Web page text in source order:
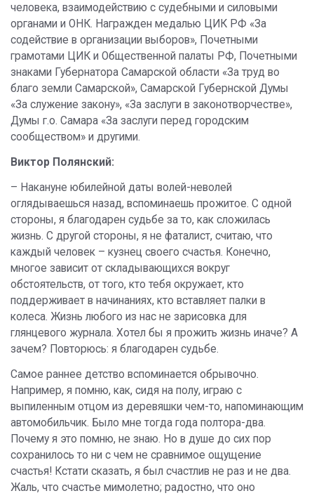
человека, взаимодействию с судебными и силовыми
органами и ОНК. Награжден медалью ЦИК РФ «За
содействие в организации выборов», Почетными
грамотами ЦИК и Общественной палаты РФ, Почетными
знаками Губернатора Самарской области «За труд во
благо земли Самарской», Самарской Губернской Думы
«За служение закону», «За заслуги в законотворчестве»,
Думы г.о. Самара «За заслуги перед городским
сообществом» и другими.
Виктор Полянский:
– Накануне юбилейной даты волей-неволей
оглядываешься назад, вспоминаешь прожитое. С одной
стороны, я благодарен судьбе за то, как сложилась
жизнь. С другой стороны, я не фаталист, считаю, что
каждый человек – кузнец своего счастья. Конечно,
многое зависит от складывающихся вокруг
обстоятельств, от того, кто тебя окружает, кто
поддерживает в начинаниях, кто вставляет палки в
колеса. Жизнь любого из нас не зарисовка для
глянцевого журнала. Хотел бы я прожить жизнь иначе? А
зачем? Повторюсь: я благодарен судьбе.
Самое раннее детство вспоминается обрывочно.
Например, я помню, как, сидя на полу, играю с
выпиленным отцом из деревяшки чем-то, напоминающим
автомобильчик. Было мне тогда года полтора-два.
Почему я это помню, не знаю. Но в душе до сих пор
сохранилось то ни с чем не сравнимое ощущение
счастья! Кстати сказать, я был счастлив не раз и не два.
Жаль, что счастье мимолетно; радостно, что оно